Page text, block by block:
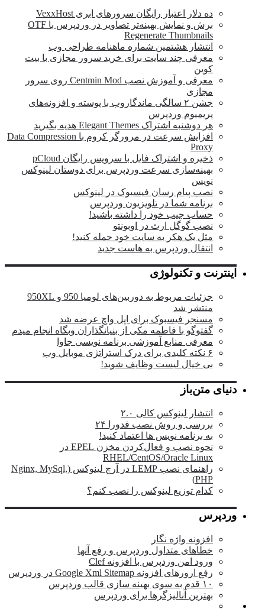
ده دلار اعتبار رایگان سرورهای ابری VexxHost
برش و نمایش بهینه‌تر تصاویر در وردپرس با OTF
Regenerate Thumbnails
انتشار هشتمین شماره ماهنامه طراحی وب
معرفی چند سایت برای خرید سرور مجازی با بیت
کوین
معرفی و آموزش نصب Centmin Mod روی سرور
مجازی
جشن ۲ سالگی ماندگار‌وب با پوسته و افزونه‌های
پریمیوم وردپرس
هر دوشنبه اشتراک Elegant Themes هدیه بگیرید
افزایش سرعت در مرورگر کروم با Data Compression
Proxy
ذخیره و اشتراک فایل با سرویس رایگان pCloud
بهینه‌سازی سرعت وردپرس برای دوستان لینوکس
نویس
نصب پیام رسان فیسبوک در لینوکس
برنامه شما در تلویزیون وردپرس
حساب جیب خود را داشته باشید!
نصب گوگل ارث در اوبونتو
مثل یک هکر به سایت خود حمله کنید!
انتقال وردپرس به هاست جدید
اینترنت و تکنولوژی
جزئیات مربوط به دوربین‌های لومیا 950 و 950XL
منتشر شد
مسنجر فیسبوک برای اپل واچ عرضه شد
گفتوگو با فاطمه مکی از بنیانگذاران وبگاه انجام میدم
معرفی منابع آموزشی برنامه نویسی جاوا
بی خیال لیست وظایف شوید!
دنیای متن‌باز
انتشار لینوکس کالی ۲.۰
بررسی و روش نصب فدورا ۲۴
به برنامه نویس ها اعتماد کنید!
نحوه نصب و فعال‌کردن مخزن EPEL در
RHEL/CentOS/Oracle Linux
راهنمای نصب LEMP در آرچ لینوکس (Nginx, MySql,
PHP)
کدام توزیع لینوکس را نصب کنم؟
وردپرس
افزونه واژه نگار
خطاهای متداول وردپرس و رفع آنها
ورود امن وردپرس با افزونه Clef
رفع ارورهای افزونه Google Xml Sitemap در وردپرس
۱۰ قدم به سوی بهینه سازی قالب وردپرس
بهترین آنالیزگرها برای وردپرس